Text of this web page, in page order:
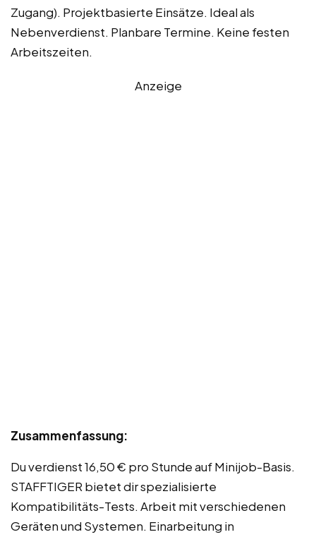
Zugang). Projektbasierte Einsätze. Ideal als
Nebenverdienst. Planbare Termine. Keine festen
Arbeitszeiten.
Anzeige
Zusammenfassung:
Du verdienst 16,50 € pro Stunde auf Minijob-Basis.
STAFFTIGER bietet dir spezialisierte
Kompatibilitäts-Tests. Arbeit mit verschiedenen
Geräten und Systemen. Einarbeitung in